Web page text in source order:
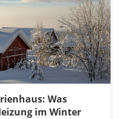
Was
im Winter